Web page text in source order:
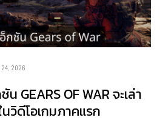
24, 2026
GEARS OF WAR จะเล่า
วิดีโอเกมภาคแรก